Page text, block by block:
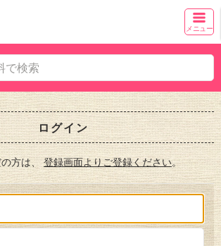
メニュー
ログイン
方は、 登録画面よりご登録ください。